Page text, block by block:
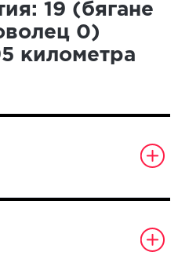
19 (бягане
0)
километра